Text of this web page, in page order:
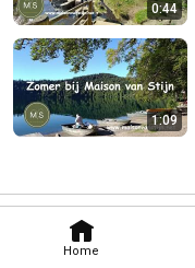
Home
0:44
1:09